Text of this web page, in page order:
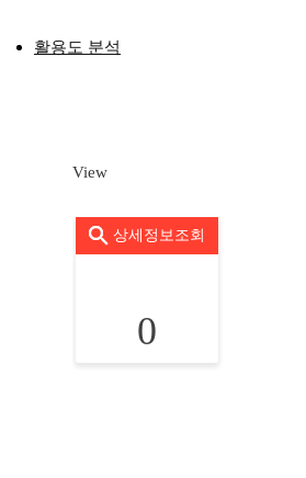
활용도 분석
View
상세정보조회
0